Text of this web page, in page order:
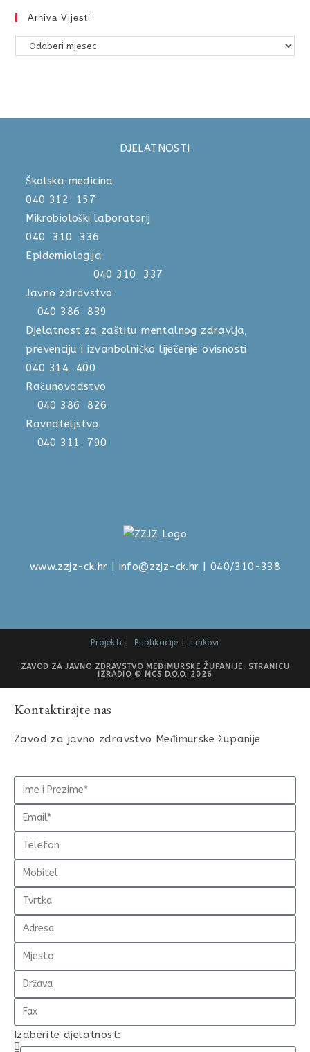
Arhiva Vijesti
DJELATNOSTI
Školska medicina
040 312 157
Mikrobiološki laboratorij
040 310 336
Epidemiologija
040 310 337
Javno zdravstvo
040 386 839
Djelatnost za zaštitu mentalnog zdravlja,
prevenciju i izvanbolničko liječenje ovisnosti
040 314 400
Računovodstvo
040 386 826
Ravnateljstvo
040 311 790
www.zzjz-ck.hr info@zzjz-ck.hr | 040/310-338
Projekti Publikacije Linkovi
ZAVOD ZA JAVNO ZDRAVSTVO MEĐIMURSKE ŽUPANIJE. STRANICU
IZRADIO © MCS D.O.O. 2026
Kontaktirajte nas
Zavod za javno zdravstvo Međimurske županije
Izaberite djelatnost: